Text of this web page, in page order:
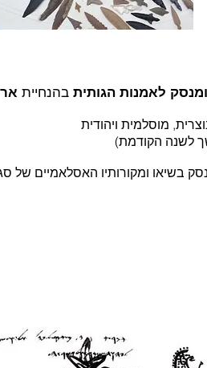
לאמנות הגותית בהנחיית
מוסלמית ויהודית
לשנה הקודמת)
בשיאו ומקורותיו האסלאמיים של